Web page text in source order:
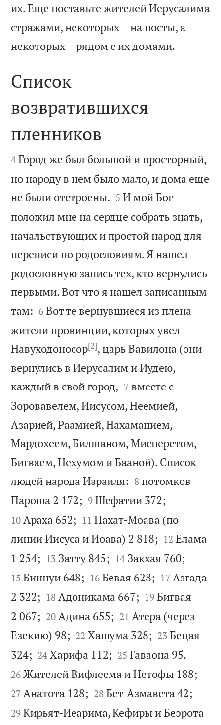
их. Еще поставьте жителей Иерусалима
стражами, некоторых – на посты, а
некоторых – рядом с их домами.

Список
возвратившихся
пленников

4 Город же был большой и просторный,
но народу в нем было мало, и дома еще
не были отстроены. 

5 И мой Бог
положил мне на сердце собрать знать,
начальствующих и простой народ для
переписи по родословиям. Я нашел
родословную запись тех, кто вернулись
первыми. Вот что я нашел записанным
там: 

6 Вот те вернувшиеся из плена
жители провинции, которых увел
Навуходоносор[2], царь Вавилона (они
вернулись в Иерусалим и Иудею,
каждый в свой город, 

7 вместе с
Зоровавелем, Иисусом, Неемией,
Азарией, Раамией, Нахаманием,
Мардохеем, Билшаном, Мисперетом,
Бигваем, Нехумом и Бааной). Список
людей народа Израиля: 

8 потомков
Пароша 2 172; 

9 Шефатии 372;
10 Араха 652; 

11 Пахат-Моава (по
линии Иисуса и Иоава) 2 818; 

12 Елама
1 254; 

13 Затту 845; 

14 Закхая 760;
15 Биннуи 648; 

16 Бевая 628; 

17 Азгада
2 322; 

18 Адоникама 667; 

19 Бигвая
2 067; 

20 Адина 655; 

21 Атера (через
Езекию) 98; 

22 Хашума 328; 

23 Бецая
324; 

24 Харифа 112; 

25 Гаваона 95.
26 Жителей Вифлеема и Нетофы 188;
27 Анатота 128; 

28 Бет-Азмавета 42;
29 Кирьят-Иеарима, Кефиры и Беэрота